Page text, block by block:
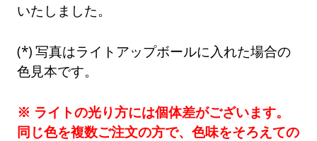
いたしました。
写真はライトアップボールに入れた場合の
色見本です。
※ ライトの光り方には個体差がございます。
同じ色を複数ご注文の方で、色味をそろえての